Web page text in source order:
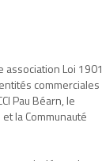
association Loi 1901
commerciales
Pau Béarn, le
la Communauté